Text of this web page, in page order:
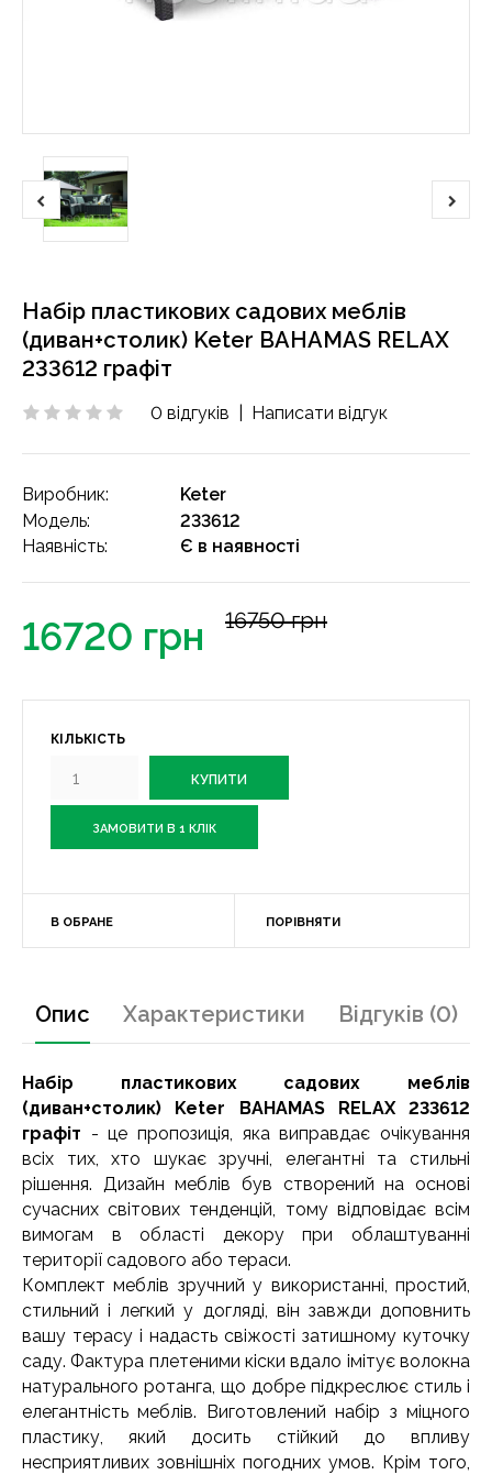
Набір пластикових садових меблів
(диван+столик) Keter BAHAMAS RELAX
233612 графіт
0 відгуків Написати відгук
Виробник:
Keter
Модель:
233612
Наявність:
Є в наявності
16720 грн 16750 грн
КІЛЬКІСТЬ
ЗАМОВИТИ В 1 КЛІК
В ОБРАНЕ ПОРІВНЯТИ
Опис Характеристики Відгуків (0)
Набір пластикових садових меблів
(диван+столик) Keter BAHAMAS RELAX 233612
графіт - це пропозиція, яка виправдає очікування
всіх тих, хто шукає зручні, елегантні та стильні
рішення. Дизайн меблів був створений на основі
сучасних світових тенденцій, тому відповідає всім
вимогам в області декору при облаштуванні
території садового або тераси.
Комплект меблів зручний у використанні, простий,
стильний і легкий у догляді, він завжди доповнить
вашу терасу і надасть свіжості затишному куточку
саду. Фактура плетеними кіски вдало імітує волокна
натурального ротанга, що добре підкреслює стиль і
елегантність меблів. Виготовлений набір з міцного
пластику, який досить стійкий до впливу
несприятливих зовнішніх погодних умов. Крім того,